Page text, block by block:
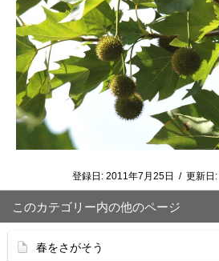
登録日: 2011年7月25日 / 更新日:
このカテゴリー内の他のページ
春をさがそう